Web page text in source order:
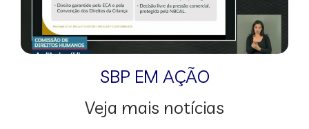
SBP EM AÇÃO
Veja mais notícias